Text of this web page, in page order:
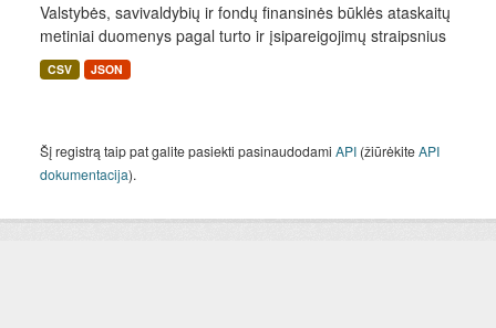
Valstybės, savivaldybių ir fondų finansinės būklės ataskaitų
metiniai duomenys pagal turto ir įsipareigojimų straipsnius
CSV JSON
Šį registrą taip pat galite pasiekti pasinaudodami API (žiūrėkiteAPI
dokumentacija).